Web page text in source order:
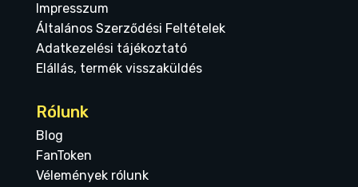
Impresszum
Általános Szerződési Feltételek
Adatkezelési tájékoztató
Elállás, termék visszaküldés
Rólunk
Blog
FanToken
Vélemények rólunk